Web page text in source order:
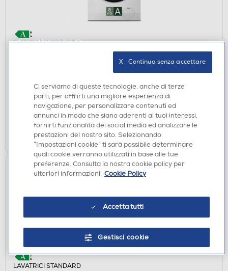
LAVATRICI STANDARD
ELECTROLUX - Lavatrice EW6F28G 8 Kg Classe A-
Acquisto online:non disponibile
Ritiro in negozio in 30' gratuito: verifica
CERCA NEGOZIO
LAVATRICI STANDARD
Ci serviamo di queste tecnologie, anche di terze
parti, per offrirti una migliore esperienza di
navigazione, per personalizzare contenuti ed
annunci in modo che siano aderenti ai tuoi interessi,
fornirti funzionalità dei social media ed analizzare le
prestazioni del nostro sito. Selezionando
“Impostazioni cookie” ti sarà possibile determinare
quali cookie verranno utilizzati in base alle tue
preferenze. Consulta la nostra cookie policy per
ulteriori informazioni. Cookie Policy
Accetta tutti
Gestisci cookie
X   Continua senza accettare